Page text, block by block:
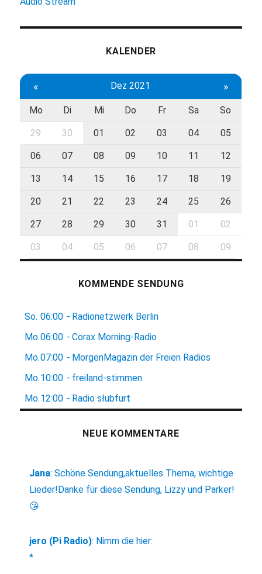
KALENDER
« Dez 2021 »
Mo Di Mi Do Fr Sa So
29 30 01 02 03 04 05
06 07 08 09 10 11 12
13 14 15 16 17 18 19
20 21 22 23 24 25 26
27 28 29 30 31 01 02
03 04 05 06 07 08 09
KOMMENDE SENDUNG
So. 06:00 - Radionetzwerk Berlin
Mo.06:00 - Corax Morning-Radio
Mo.07:00 - MorgenMagazin der Freien Radios
Mo.10:00 - freiland-stimmen
Mo.12:00 - Radio słubfurt
NEUE KOMMENTARE
Jana:Schöne Sendung,aktuelles Thema, wichtige
Lieder!Danke für diese Sendung, Lizzy und Parker!
😘
jero (Pi Radio): Nimm die hier:
*